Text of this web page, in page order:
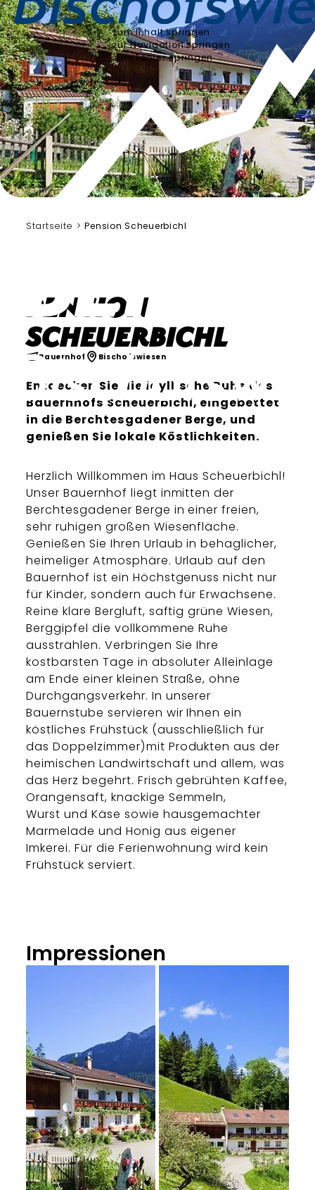
zum Inhalt springen
zur Navigation springen
zum Footer springen
Startseite Pension Scheuerbichl
Pension
Scheuerbichl
Bauernhof Bischofswiesen
Entdecken Sie die idyllische Ruhe des
Bauernhofs Scheuerbichl, eingebettet
in die Berchtesgadener Berge, und
genießen Sie lokale Köstlichkeiten.
Herzlich Willkommen im Haus Scheuerbichl!
Unser Bauernhof liegt inmitten der
Berchtesgadener Berge in einer freien,
sehr ruhigen großen Wiesenfläche.
Genießen Sie Ihren Urlaub in behaglicher,
heimeliger Atmosphäre. Urlaub auf den
Bauernhof ist ein Höchstgenuss nicht nur
für Kinder, sondern auch für Erwachsene.
Reine klare Bergluft, saftig grüne Wiesen,
Berggipfel die vollkommene Ruhe
ausstrahlen. Verbringen Sie Ihre
kostbarsten Tage in absoluter Alleinlage
am Ende einer kleinen Straße, ohne
Durchgangsverkehr. In unserer
Bauernstube servieren wir Ihnen ein
köstliches Frühstück (ausschließlich für
das Doppelzimmer)mit Produkten aus der
heimischen Landwirtschaft und allem, was
das Herz begehrt. Frisch gebrühten Kaffee,
Orangensaft, knackige Semmeln,
Wurst und Käse sowie hausgemachter
Marmelade und Honig aus eigener
Imkerei. Für die Ferienwohnung wird kein
Frühstück serviert.
Impressionen